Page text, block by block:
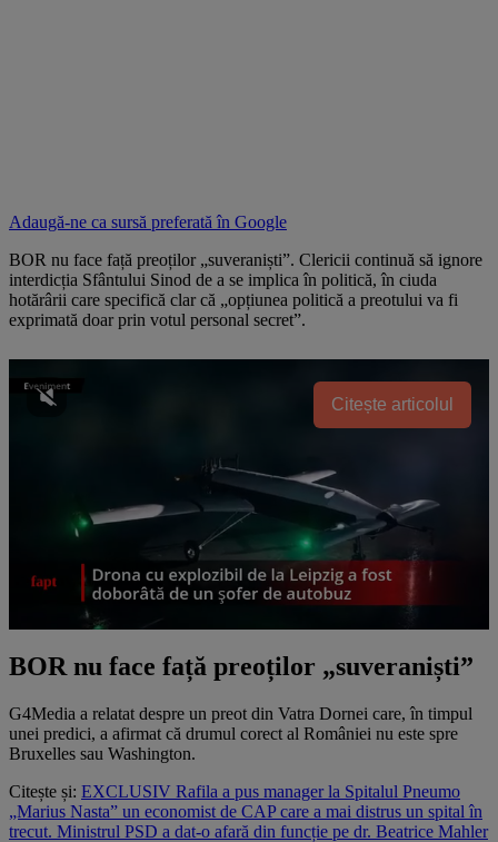
Adaugă-ne ca sursă preferată în Google
BOR nu face față preoților „suveraniști”. Clericii continuă să ignore
interdicția Sfântului Sinod de a se implica în politică, în ciuda
hotărârii care specifică clar că „opțiunea politică a preotului va fi
exprimată doar prin votul personal secret”.
Citește articolul
BOR nu face față preoților „suveraniști”
G4Media a relatat despre un preot din Vatra Dornei care, în timpul
unei predici, a afirmat că drumul corect al României nu este spre
Bruxelles sau Washington.
Citește și: EXCLUSIV Rafila a pus manager la Spitalul Pneumo
„Marius Nasta” un economist de CAP care a mai distrus un spital în
trecut. Ministrul PSD a dat-o afară din funcție pe dr. Beatrice Mahler